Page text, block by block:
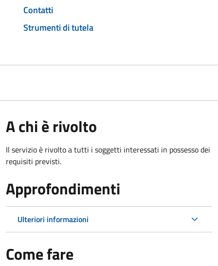
Contatti
Strumenti di tutela
A chi è rivolto
Il servizio è rivolto a tutti i soggetti interessati in possesso dei
requisiti previsti.
Approfondimenti
Ulteriori informazioni
Come fare